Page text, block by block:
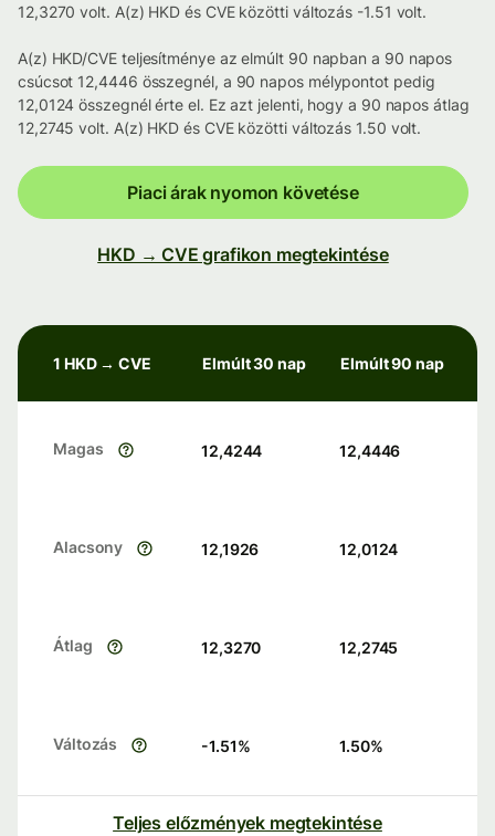
12,3270 volt. A(z) HKD és CVE közötti változás -1.51 volt.
A(z) HKD/CVE teljesítménye az elmúlt 90 napban a 90 napos
csúcsot 12,4446 összegnél, a 90 napos mélypontot pedig
12,0124 összegnél érte el. Ez azt jelenti, hogy a 90 napos átlag
12,2745 volt. A(z) HKD és CVE közötti változás 1.50 volt.
Piaci árak nyomon követése
HKD → CVE grafikon megtekintése
1 HKD → CVE Elmúlt 30 nap Elmúlt 90 nap
Magas 12,4244 12,4446
Alacsony 12,1926 12,0124
Átlag 12,3270 12,2745
Változás -1.51% 1.50%
Teljes előzmények megtekintése